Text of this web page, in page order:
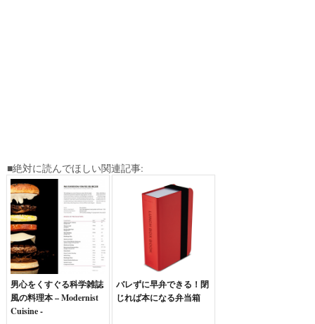
■絶対に読んでほしい関連記事:
男心をくすぐる科学雑誌
風の料理本 – Modernist
Cuisine -
バレずに早弁できる！閉
じれば本になる弁当箱